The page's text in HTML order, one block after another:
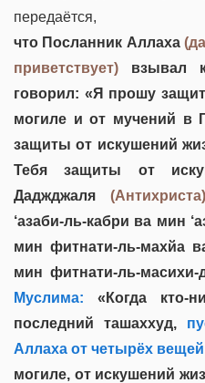
передаётся,
что Посланник Аллаха
приветствует) взывал
говорил: «Я прошу
могиле и от мучений в
защиты от искушений
Тебя защиты от
Даджджаля (Антихриста)
‘азаби-ль-кабри ва мин
мин фитнати-ль-махйа
мин фитнати-ль-масихи-
Муслима: «Когда кто-
последний ташаххуд,
Аллаха от четырёх
могиле, от искушений